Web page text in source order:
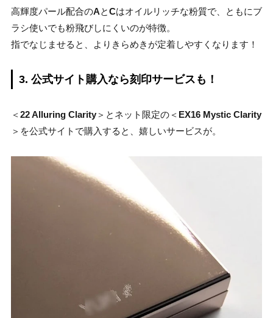
高輝度パール配合のAとCはオイルリッチな粉質で、ともにブ
ラシ使いでも粉飛びしにくいのが特徴。
指でなじませると、よりきらめきが定着しやすくなります！
3. 公式サイト購入なら刻印サービスも！
＜22 Alluring Clarity＞とネット限定の＜ EX16 Mystic Clarity
＞を公式サイトで購入すると、嬉しいサービスが。